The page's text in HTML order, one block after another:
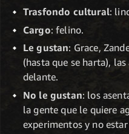
Trasfondo cultural:
Cargo: felino.
Le gustan: Grace,
(hasta que se harta),
delante.
No le gustan: los
la gente que le quiere
experimentos y no